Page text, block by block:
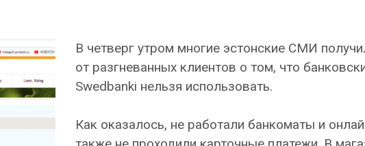
В четверг утром многие эстонские СМИ
от разгневанных клиентов о том, что
Swedbanki нельзя использовать.
Как оказалось, не работали банкоматы и